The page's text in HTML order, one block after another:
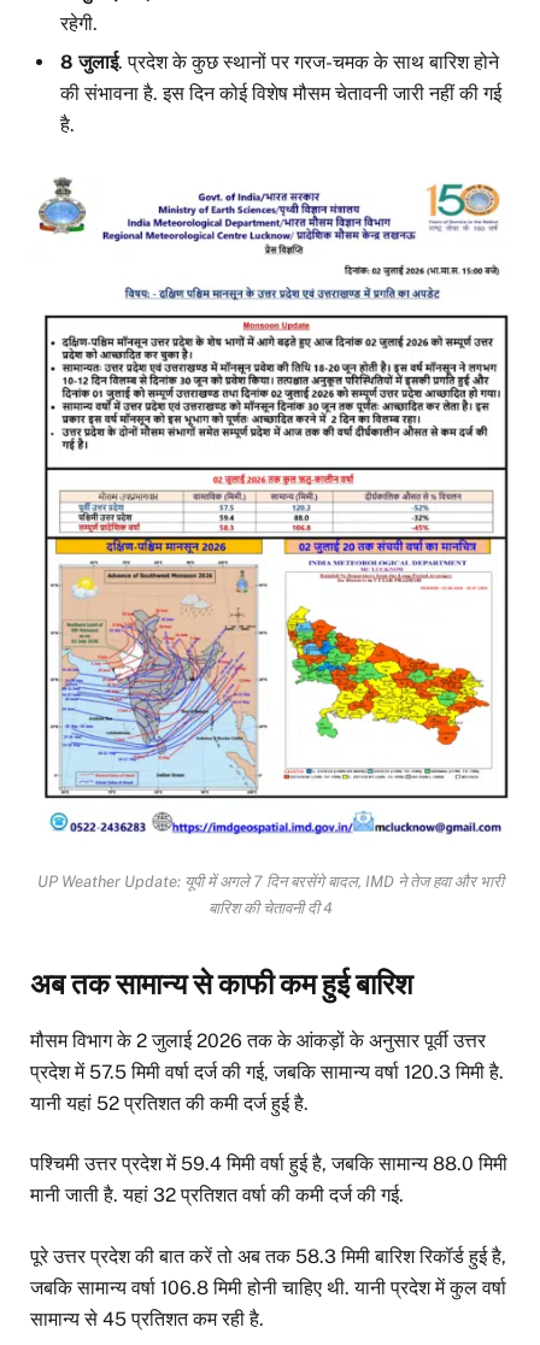
रहेगी.
8 जुलाई. प्रदेश के कुछ स्थानों पर गरज-चमक के साथ बारिश होने
की संभावना है. इस दिन कोई विशेष मौसम चेतावनी जारी नहीं की गई
है.
UP Weather Update: यूपी में अगले 7 दिन बरसेंगे बादल, IMD ने तेज हवा और भारी
बारिश की चेतावनी दी 4
अब तक सामान्य से काफी कम हुई बारिश
मौसम विभाग के 2 जुलाई 2026 तक के आंकड़ों के अनुसार पूर्वी उत्तर
प्रदेश में 57.5 मिमी वर्षा दर्ज की गई, जबकि सामान्य वर्षा 120.3 मिमी है.
यानी यहां 52 प्रतिशत की कमी दर्ज हुई है.
पश्चिमी उत्तर प्रदेश में 59.4 मिमी वर्षा हुई है, जबकि सामान्य 88.0 मिमी
मानी जाती है. यहां 32 प्रतिशत वर्षा की कमी दर्ज की गई.
पूरे उत्तर प्रदेश की बात करें तो अब तक 58.3 मिमी बारिश रिकॉर्ड हुई है,
जबकि सामान्य वर्षा 106.8 मिमी होनी चाहिए थी. यानी प्रदेश में कुल वर्षा
सामान्य से 45 प्रतिशत कम रही है.